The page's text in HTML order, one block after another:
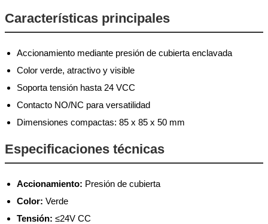
Características principales
Accionamiento mediante presión de cubierta enclavada
Color verde, atractivo y visible
Soporta tensión hasta 24 VCC
Contacto NO/NC para versatilidad
Dimensiones compactas: 85 x 85 x 50 mm
Especificaciones técnicas
Accionamiento: Presión de cubierta
Color: Verde
Tensión: ≤24V CC